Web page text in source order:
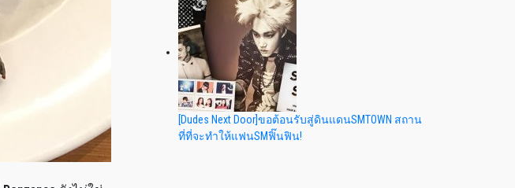
[Dudes Next Door]ขอต้อนรับสู่ดินแดนSMTOWN สถาน
ที่ที่จะทำให้แฟนSMฟิ๊นฟิน!